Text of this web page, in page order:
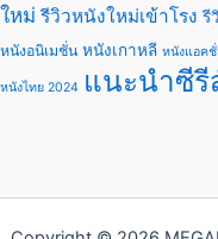
ใหม่ รีวิวหนังใหม่เข้าโรง รี
หนังอนิเมชั่น หนังเกาหลี หนังแอค
หนังไทย 2024 แนะนำซีรี